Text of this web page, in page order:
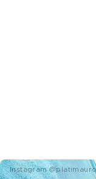
Instagram